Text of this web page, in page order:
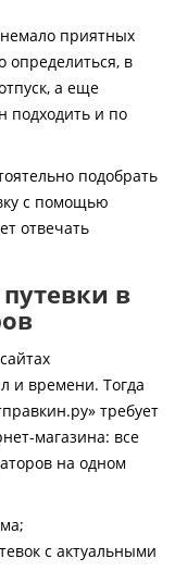
приятных
определиться, в
а еще
подходить и по
подобрать
с помощью
отвечать
в
и времени. Тогда
требует
магазина: все
на одном
с актуальными